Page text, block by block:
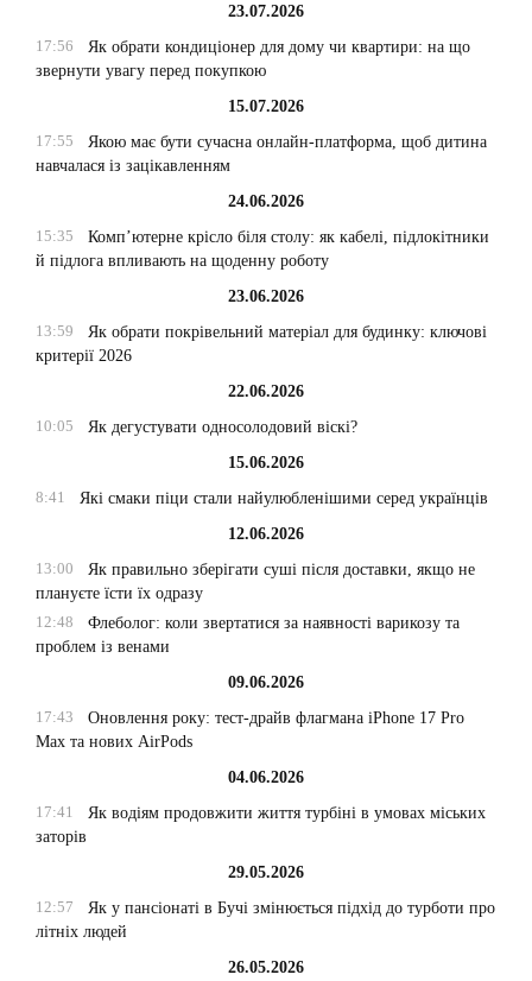
23.07.2026
17:56
Як обрати кондиціонер для дому чи квартири: на що
звернути увагу перед покупкою
15.07.2026
17:55
Якою має бути сучасна онлайн-платформа, щоб дитина
навчалася із зацікавленням
24.06.2026
15:35
Комп’ютерне крісло біля столу: як кабелі, підлокітники
й підлога впливають на щоденну роботу
23.06.2026
13:59
Як обрати покрівельний матеріал для будинку: ключові
критерії 2026
22.06.2026
10:05
Як дегустувати односолодовий віскі?
15.06.2026
8:41
Які смаки піци стали найулюбленішими серед українців
12.06.2026
13:00
Як правильно зберігати суші після доставки, якщо не
плануєте їсти їх одразу
12:48
Флеболог: коли звертатися за наявності варикозу та
проблем із венами
09.06.2026
17:43
Оновлення року: тест-драйв флагмана iPhone 17 Pro
Max та нових AirPods
04.06.2026
17:41
Як водіям продовжити життя турбіні в умовах міських
заторів
29.05.2026
12:57
Як у пансіонаті в Бучі змінюється підхід до турботи про
літніх людей
26.05.2026